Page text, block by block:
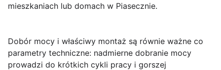
mieszkaniach lub domach w Piasecznie.
Dobór mocy i właściwy montaż są równie ważne co
parametry techniczne: nadmierne dobranie mocy
prowadzi do krótkich cykli pracy i gorszej